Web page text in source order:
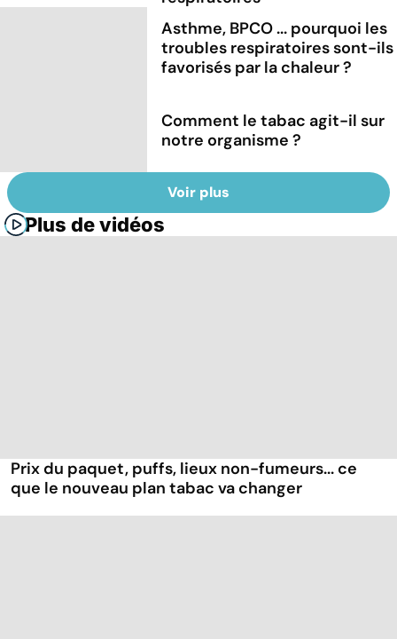
Asthme, BPCO ... pourquoi les
troubles respiratoires sont-ils
favorisés par la chaleur ?
Comment le tabac agit-il sur
notre organisme ?
Voir plus
Plus de vidéos
Prix du paquet, puffs, lieux non-fumeurs... ce
que le nouveau plan tabac va changer